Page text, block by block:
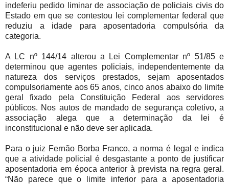
indeferiu pedido liminar de associação de policiais civis do
Estado em que se contestou lei complementar federal que
reduziu a idade para aposentadoria compulsória da
categoria.
A LC nº 144/14 alterou a Lei Complementar nº 51/85 e
determinou que agentes policiais, independentemente da
natureza dos serviços prestados, sejam aposentados
compulsoriamente aos 65 anos, cinco anos abaixo do limite
geral fixado pela Constituição Federal aos servidores
públicos. Nos autos de mandado de segurança coletivo, a
associação alega que a determinação da lei é
inconstitucional e não deve ser aplicada.
Para o juiz Fernão Borba Franco, a norma é legal e indica
que a atividade policial é desgastante a ponto de justificar
aposentadoria em época anterior à prevista na regra geral.
“Não parece que o limite inferior para a aposentadoria